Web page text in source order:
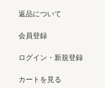
返品について
会員登録
ログイン・新規登録
カートを見る